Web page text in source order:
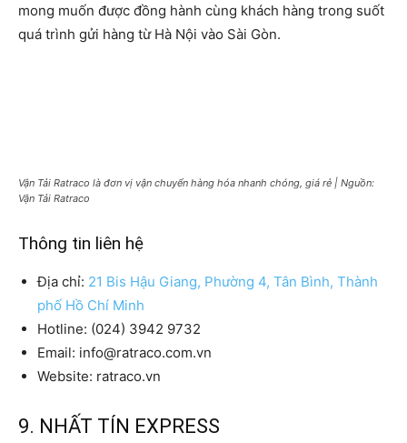
mong muốn được đồng hành cùng khách hàng trong suốt
quá trình gửi hàng từ Hà Nội vào Sài Gòn.
Vận Tải Ratraco là đơn vị vận chuyển hàng hóa nhanh chóng, giá rẻ | Nguồn:
Vận Tải Ratraco
Thông tin liên hệ
Địa chỉ: 21 Bis Hậu Giang, Phường 4, Tân Bình, Thành
phố Hồ Chí Minh
Hotline: (024) 3942 9732
Email: info@ratraco.com.vn
Website: ratraco.vn
9. NHẤT TÍN EXPRESS